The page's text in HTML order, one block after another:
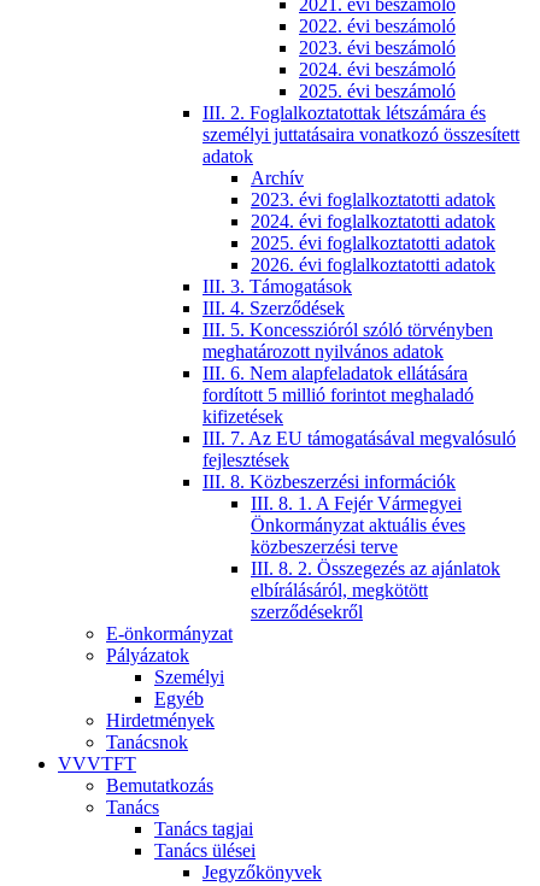
2021. évi beszámoló
2022. évi beszámoló
2023. évi beszámoló
2024. évi beszámoló
2025. évi beszámoló
III. 2. Foglalkoztatottak létszámára és
személyi juttatásaira vonatkozó összesített
adatok
Archív
2023. évi foglalkoztatotti adatok
2024. évi foglalkoztatotti adatok
2025. évi foglalkoztatotti adatok
2026. évi foglalkoztatotti adatok
III. 3. Támogatások
III. 4. Szerződések
III. 5. Koncesszióról szóló törvényben
meghatározott nyilvános adatok
III. 6. Nem alapfeladatok ellátására
fordított 5 millió forintot meghaladó
kifizetések
III. 7. Az EU támogatásával megvalósuló
fejlesztések
III. 8. Közbeszerzési információk
III. 8. 1. A Fejér Vármegyei
Önkormányzat aktuális éves
közbeszerzési terve
III. 8. 2. Összegezés az ajánlatok
elbírálásáról, megkötött
szerződésekről
E-önkormányzat
Pályázatok
Személyi
Egyéb
Hirdetmények
Tanácsnok
VVVTFT
Bemutatkozás
Tanács
Tanács tagjai
Tanács ülései
Jegyzőkönyvek